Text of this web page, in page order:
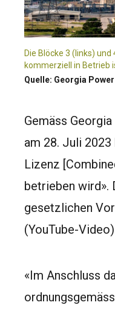
Die Blöcke 3 (links)
kommerziell in Betrieb
Quelle: Georgia Power
Gemäss
am 28. Juli
Lizenz
betrieben wird».
gesetzlichen
(YouTube-Video
«Im Anschluss